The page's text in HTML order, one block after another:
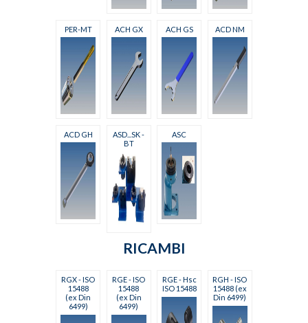
PER-MT ACH GX ACH GS ACD NM
ACD GH
ASD...SK -
BT
ASC
RICAMBI
RGX - ISO
15488
(ex Din
6499)
RGE - ISO
15488
(ex Din
6499)
RGE - Hsc
ISO 15488
RGH - ISO
15488 (ex
Din 6499)